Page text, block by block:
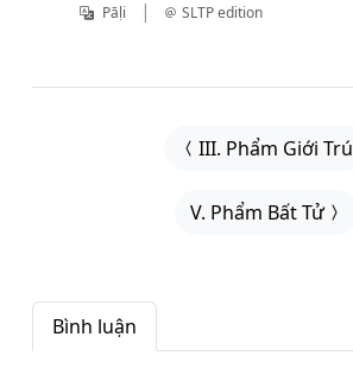
Pāḷi | SLTP edition
III. Phẩm Giới Trú
V. Phẩm Bất Tử
Bình luận